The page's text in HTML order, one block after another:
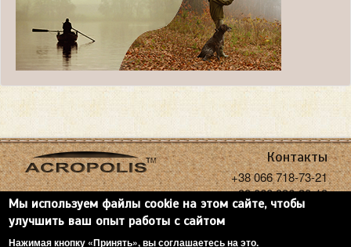
Контакты
+38 066 718-73-21
+38 068 936-30-18
acropolisoptics@gmail.com
Мы используем файлы cookie на этом сайте, чтобы
улучшить ваш опыт работы с сайтом
Нажимая кнопку «Принять», вы соглашаетесь на это.